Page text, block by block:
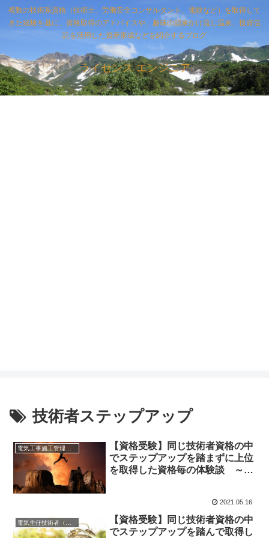
複数の技術系資格（技術士、労働安全コンサルタント、電験など）を取得して
きた経験を基に、資格取得のアドバイスや、趣味の源泉かけ流し温泉、投資信
託を活用した資産形成などを紹介するブログ
ライセンス エンジニア
技術者ステップアップ
電気工事施工管理技士（１級）
【資格受験】同じ技術者資格の中
でステップアップを踏まずに上位
を取得した資格毎の体験談 ～電
2021.05.16
【資格受験】同じ技術者資格の中
でステップアップを踏んで取得し